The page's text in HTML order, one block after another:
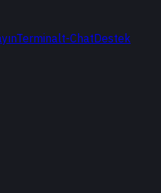
Terminalt-ChatDestek